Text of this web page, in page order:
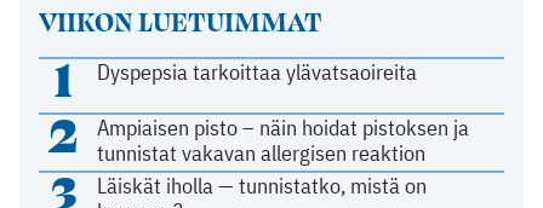
VIIKON LUETUIMMAT
1 Dyspepsia tarkoittaa ylävatsaoireita
2
Ampiaisen pisto – näin hoidat pistoksen ja
tunnistat vakavan allergisen reaktion
3
Läiskät iholla — tunnistatko, mistä on